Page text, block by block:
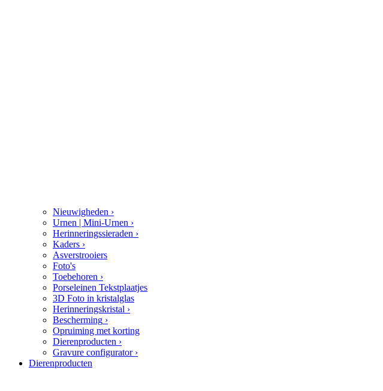
Nieuwigheden ›
Urnen | Mini-Urnen ›
Herinneringssieraden ›
Kaders ›
Asverstrooiers
Foto's
Toebehoren ›
Porseleinen Tekstplaatjes
3D Foto in kristalglas
Herinneringskristal ›
Bescherming ›
Opruiming met korting
Dierenproducten ›
Gravure configurator ›
Dierenproducten